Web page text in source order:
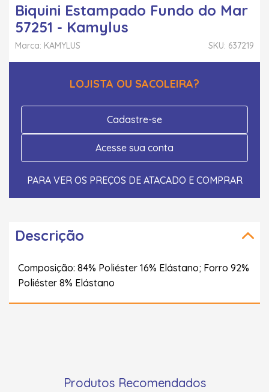
Biquini Estampado Fundo do Mar
57251 - Kamylus
SKU: 637219
Marca: KAMYLUS
LOJISTA OU SACOLEIRA?
Cadastre-se
Acesse sua conta
PARA VER OS PREÇOS DE ATACADO E COMPRAR
Descrição
Composição: 84% Poliéster 16% Elástano; Forro 92%
Poliéster 8% Elástano
Produtos Recomendados